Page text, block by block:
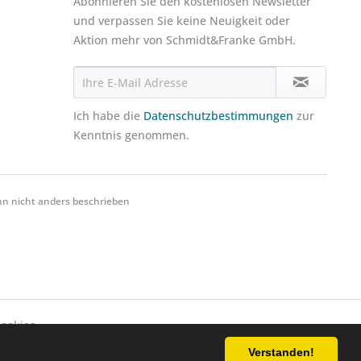
Verstanden!
und verpassen Sie keine Neuigkeit oder
Aktion mehr von Schmidt&Franke GmbH.
Ich habe die Datenschutzbestimmungen zur
Kenntnis genommen.
nicht anders beschrieben
Alle akzeptieren Konfigurieren